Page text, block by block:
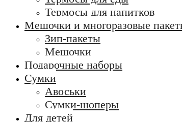
Термосы для напитков
Мешочки и многоразовые
Зип-пакеты
Мешочки
Подарочные наборы
Сумки
Авоськи
Сумки-шоперы
Для детей